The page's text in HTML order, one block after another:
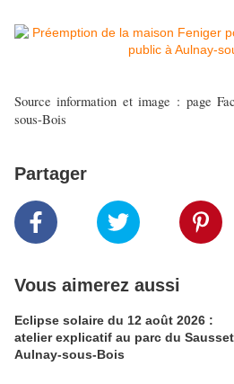
Source information et image : page
sous-Bois
Partager
Vous aimerez aussi
Eclipse solaire du 12 août 2026 :
atelier explicatif au parc du
Aulnay-sous-Bois